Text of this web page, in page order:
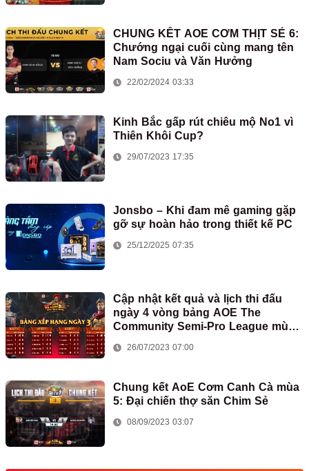
CHUNG KẾT AOE CƠM THỊT SẺ 6:
Chướng ngại cuối cùng mang tên
Nam Sociu và Văn Hưởng
22/02/2024 03:33
Kinh Bắc gấp rút chiêu mộ No1 vì
Thiên Khôi Cup?
29/07/2023 17:35
Jonsbo – Khi đam mê gaming gặp
gỡ sự hoàn hảo trong thiết kế PC
25/12/2025 07:35
Cập nhật kết quả và lịch thi đấu
ngày 4 vòng bảng AOE The
Community Semi-Pro League mùa
26/07/2023 07:00
Chung kết AoE Cơm Canh Cà mùa
5: Đại chiến thợ săn Chim Sẻ
08/09/2023 03:07